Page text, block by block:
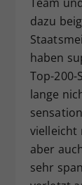
dazu
haben
Top-
lange
vielleicht
aber
sehr